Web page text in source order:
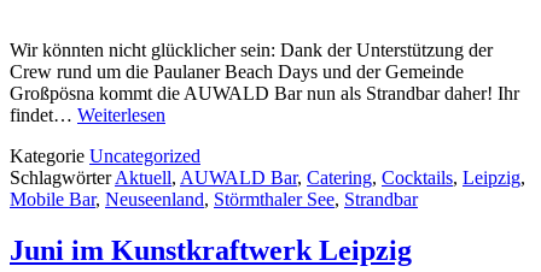
Wir könnten nicht glücklicher sein: Dank der Unterstützung der
Crew rund um die Paulaner Beach Days und der Gemeinde
Großpösna kommt die AUWALD Bar nun als Strandbar daher! Ihr
findet… Weiterlesen
Kategorie Uncategorized
SchlagwörterAktuell, AUWALD Bar, Catering, Cocktails, Leipzig,
Mobile Bar, Neuseenland, Störmthaler See, Strandbar
Juni im Kunstkraftwerk Leipzig